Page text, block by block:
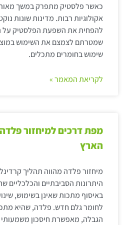
כאשר פלסטיק מתפרק במשך מאות
אקולוגיות רבות. מדינות שונות
להפחית את השפעת הפלסטיק על
שמטרתם לצמצם את השימוש
שימוש בחומרים מתכלים.
לקריאת המאמר »
מפת דרכים למיחזור
הארץ
מיחזור פלדה מהווה תהליך
היתרונות הסביבתיים והכלכליים
באיסוף מתכות שאינן בשימוש,
לחומר גלם חדש. פלדה, שהיא
הגבלה, מאפשרת חיסכון משמעותי